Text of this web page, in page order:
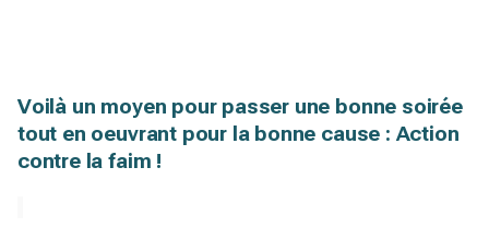
Voilà un moyen pour passer une bonne soirée
tout en oeuvrant pour la bonne cause : Action
contre la faim !